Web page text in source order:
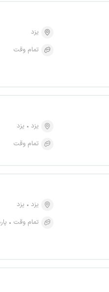
یزد
تمام وقت
یزد
یزد
تمام وقت
یزد
یزد
تمام وقت